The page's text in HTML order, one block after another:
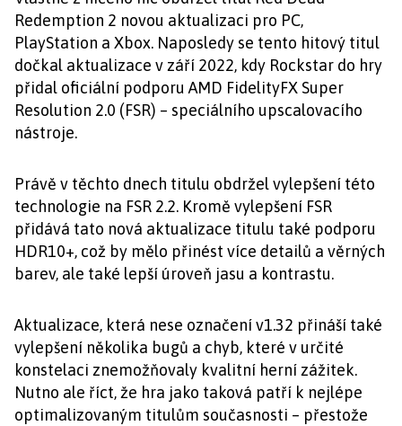
Redemption 2 novou aktualizaci pro PC,
PlayStation a Xbox. Naposledy se tento hitový titul
dočkal aktualizace v září 2022, kdy Rockstar do hry
přidal oficiální podporu AMD FidelityFX Super
Resolution 2.0 (FSR) – speciálního upscalovacího
nástroje.
Právě v těchto dnech titulu obdržel vylepšení této
technologie na FSR 2.2. Kromě vylepšení FSR
přidává tato nová aktualizace titulu také podporu
HDR10+, což by mělo přinést více detailů a věrných
barev, ale také lepší úroveň jasu a kontrastu.
Aktualizace, která nese označení v1.32 přináší také
vylepšení několika bugů a chyb, které v určité
konstelaci znemožňovaly kvalitní herní zážitek.
Nutno ale říct, že hra jako taková patří k nejlépe
optimalizovaným titulům současnosti – přestože